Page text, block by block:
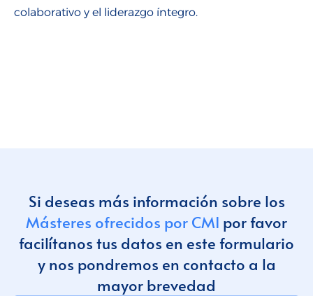
colaborativo y el liderazgo íntegro.
Si deseas más información sobre los
Másteres ofrecidos por CMI por favor
facilítanos tus datos en este formulario
y nos pondremos en contacto a la
mayor brevedad